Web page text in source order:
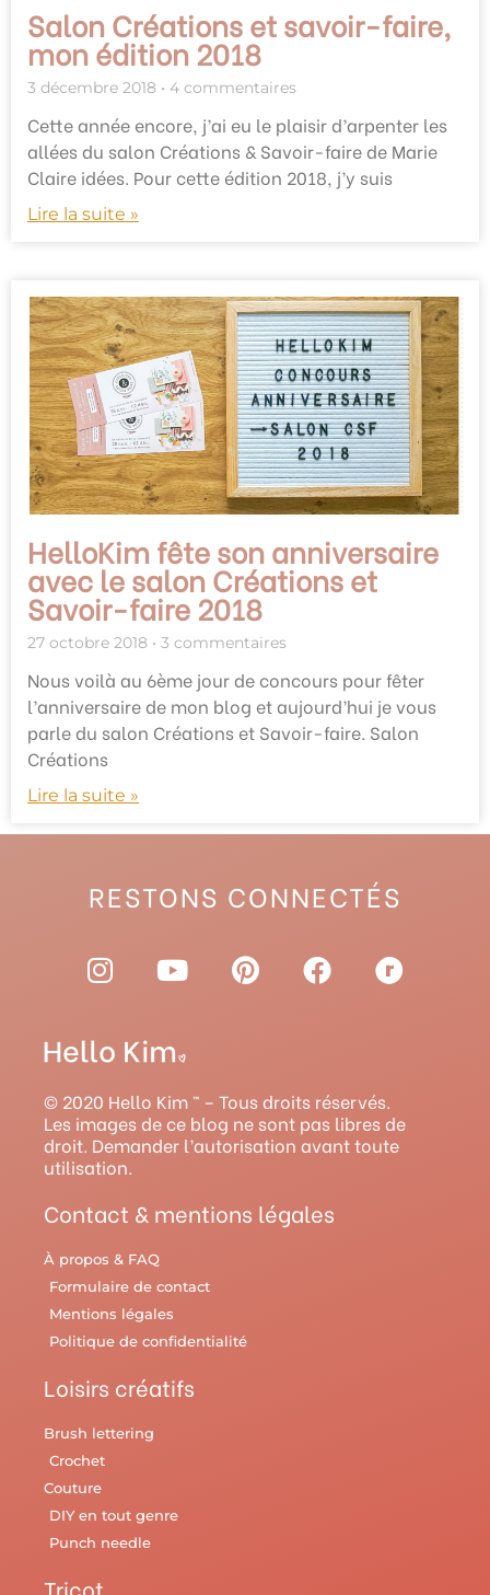
Salon Créations et savoir-faire,
mon édition 2018
3 décembre 2018 4 commentaires
Cette année encore, j’ai eu le plaisir d’arpenter les
allées du salon Créations & Savoir-faire de Marie
Claire idées. Pour cette édition 2018, j’y suis
Lire la suite »
HelloKim fête son anniversaire
avec le salon Créations et
Savoir-faire 2018
27 octobre 2018 3 commentaires
Nous voilà au 6ème jour de concours pour fêter
l’anniversaire de mon blog et aujourd’hui je vous
parle du salon Créations et Savoir-faire. Salon
Créations
Lire la suite »
RESTONS CONNECTÉS
I
n
t
a
g
r
a
m
Y
o
t
u
b
e
P
i
r
e
s
F
a
o
o
k
R
a
y
© 2020 Hello Kim ™ – Tous droits réservés.
Les images de ce blog ne sont pas libres de
droit. Demander l’autorisation avant toute
utilisation.
Contact & mentions légales
À propos & FAQ
Formulaire de contact
Mentions légales
Politique de confidentialité
Loisirs créatifs
Brush lettering
Crochet
Couture
DIY en tout genre
Punch needle
Tricot